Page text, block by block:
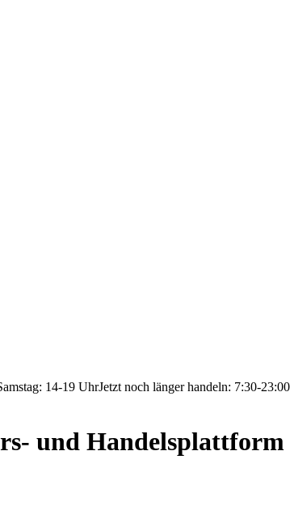
14-19 UhrJetzt noch länger handeln: 7:30-
und Handelsplattform